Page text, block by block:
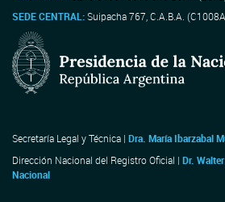
SEDE CENTRAL:Suipacha 767, C.A.B.A.
Secretaría Legal y Técnica | Dra. María Ibarzabal
Dirección Nacional del Registro Oficial | Dr.
Nacional